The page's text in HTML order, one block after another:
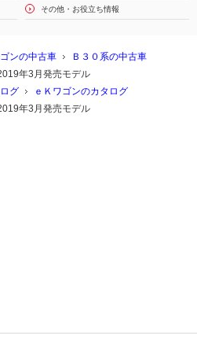
その他・お役立ち情報
ンの中古車
Ｂ３０系の中古車
年3月発売モデル
グ
ｅＫワゴンのカタログ
年3月発売モデル